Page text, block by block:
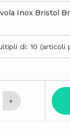
Inox Bristol
di: 10 (articoli
+